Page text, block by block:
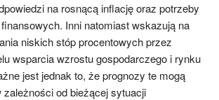
na rosnącą inflację oraz potrzeby
Inni natomiast wskazują na
niskich stóp procentowych przez
wsparcia wzrostu gospodarczego i rynku
jest jednak to, że prognozy te mogą
zależności od bieżącej sytuacji